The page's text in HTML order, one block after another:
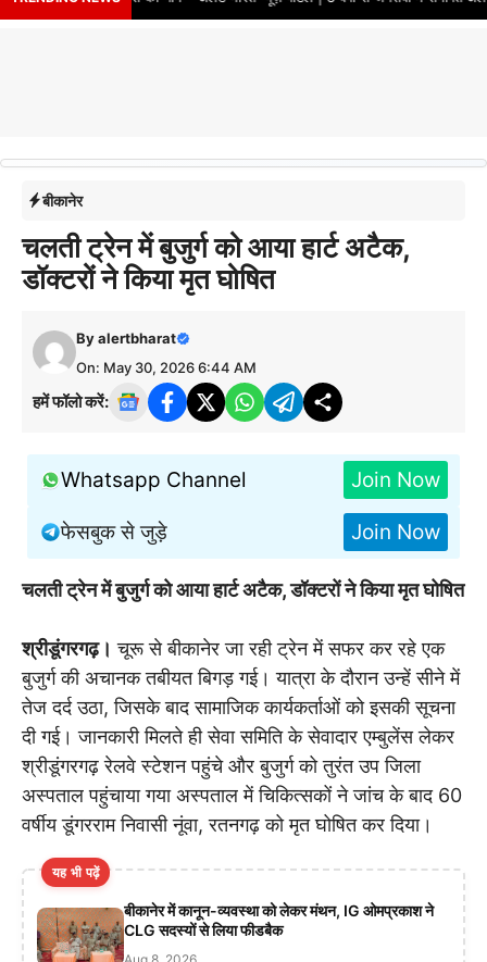
बीकानेर
चलती ट्रेन में बुजुर्ग को आया हार्ट अटैक,
डॉक्टरों ने किया मृत घोषित
Byalertbharat
On: May 30, 2026 6:44 AM
हमें फॉलो करें:
Whatsapp Channel Join Now
फेसबुक से जुड़े Join Now
चलती ट्रेन में बुजुर्ग को आया हार्ट अटैक, डॉक्टरों ने किया मृत घोषित
श्रीडूंगरगढ़। चूरू से बीकानेर जा रही ट्रेन में सफर कर रहे एक
बुजुर्ग की अचानक तबीयत बिगड़ गई। यात्रा के दौरान उन्हें सीने में
तेज दर्द उठा, जिसके बाद सामाजिक कार्यकर्ताओं को इसकी सूचना
दी गई। जानकारी मिलते ही सेवा समिति के सेवादार एम्बुलेंस लेकर
श्रीडूंगरगढ़ रेलवे स्टेशन पहुंचे और बुजुर्ग को तुरंत उप जिला
अस्पताल पहुंचाया गया अस्पताल में चिकित्सकों ने जांच के बाद 60
वर्षीय डूंगरराम निवासी नूंवा, रतनगढ़ को मृत घोषित कर दिया।
यह भी पढ़ें
बीकानेर में कानून-व्यवस्था को लेकर मंथन, IG ओमप्रकाश ने
CLG सदस्यों से लिया फीडबैक